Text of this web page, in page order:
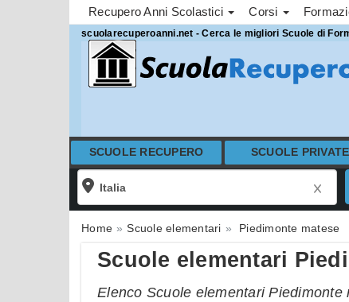
Recupero Anni Scolastici Corsi
scuolarecuperoanni.net - Cerca le migliori Scuole di
SCUOLE RECUPERO SCUOLE PRIVATE
Home Scuole elementari Piedimonte matese
Scuole elementari
Elenco Scuole elementari